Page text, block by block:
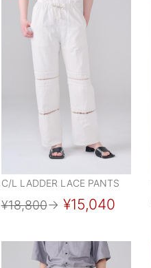
C/L LADDER LACE PANTS
¥18,800→ ¥15,040